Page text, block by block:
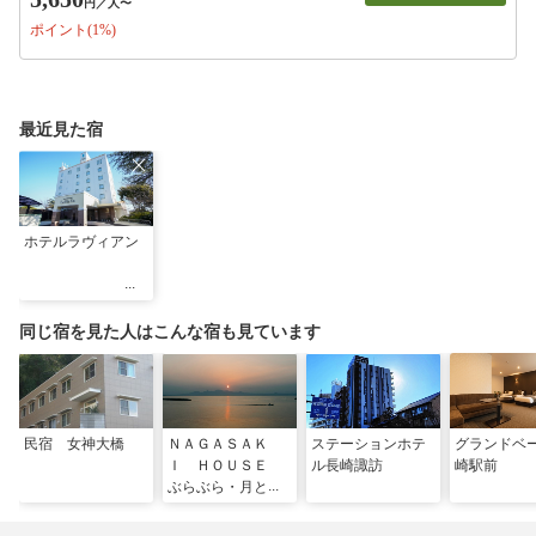
円 ／人〜
ポイント(1%)
最近見た宿
ホテルラヴィアン
同じ宿を見た人はこんな宿も見ています
民宿 女神大橋
ＮＡＧＡＳＡＫ
Ｉ ＨＯＵＳＥ
ぶらぶら・月と海
ステーションホテ
ル長崎諏訪
グランドベ
崎駅前